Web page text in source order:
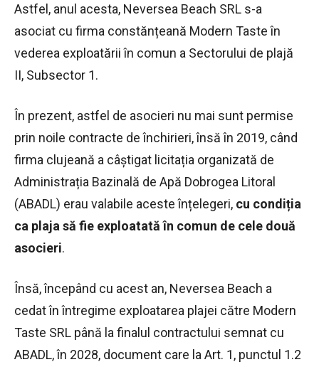
Astfel, anul acesta, Neversea Beach SRL s-a
asociat cu firma constănțeană Modern Taste în
vederea exploatării în comun a Sectorului de plajă
II, Subsector 1.
În prezent, astfel de asocieri nu mai sunt permise
prin noile contracte de închirieri, însă în 2019, când
firma clujeană a câștigat licitația organizată de
Administrația Bazinală de Apă Dobrogea Litoral
(ABADL) erau valabile aceste înțelegeri, cu condiția
ca plaja să fie exploatată în comun de cele două
asocieri.
Însă, începând cu acest an, Neversea Beach a
cedat în întregime exploatarea plajei către Modern
Taste SRL până la finalul contractului semnat cu
ABADL, în 2028, document care la Art. 1, punctul 1.2